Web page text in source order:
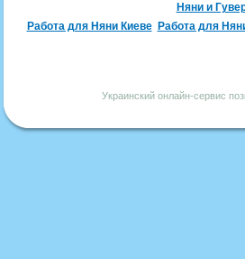
Няни и
Работа для Няни Киеве
Работа для
Украинский онлайн-сервис